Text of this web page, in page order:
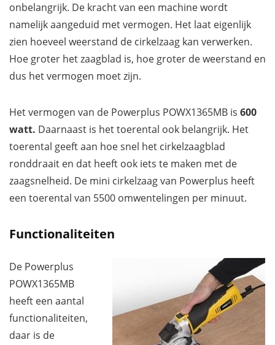
onbelangrijk. De kracht van een machine wordt
namelijk aangeduid met vermogen. Het laat eigenlijk
zien hoeveel weerstand de cirkelzaag kan verwerken.
Hoe groter het zaagblad is, hoe groter de weerstand en
dus het vermogen moet zijn.
Het vermogen van de Powerplus POWX1365MB is 600
watt. Daarnaast is het toerental ook belangrijk. Het
toerental geeft aan hoe snel het cirkelzaagblad
ronddraait en dat heeft ook iets te maken met de
zaagsnelheid. De mini cirkelzaag van Powerplus heeft
een toerental van 5500 omwentelingen per minuut.
Functionaliteiten
De Powerplus
POWX1365MB
heeft een aantal
functionaliteiten,
daar is de